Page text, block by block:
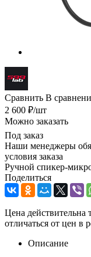
Сравнить В
2 600 ₽/шт
Можно заказать
Под заказ
Наши менеджеры
условия заказа
Ручной спикер-
Поделиться
Цена действительна
отличаться от цен в
Описание